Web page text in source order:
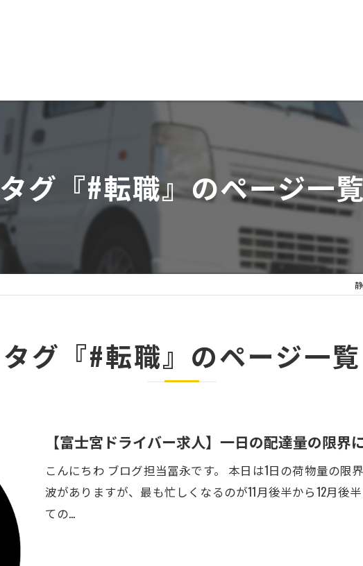
タグ『#転職』のページ一
タグ『#転職』のページ一覧
【富士宮ドライバー求人】一日の配達量の限界
こんにちわ ブログ担当冨永です。 本日は1日の荷物量の限
波がありますが、最も忙しくなるのが11月後半から12月後
ての…